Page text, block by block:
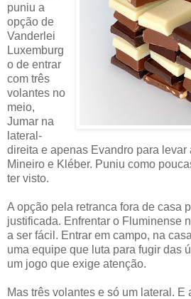
puniu a
opção de
Vanderlei
Luxemburg
o de entrar
com três
volantes no
meio,
Jumar na
lateral-
direita e apenas Evandro para levar
Mineiro e Kléber. Puniu como
ter visto.
A opção pela retranca fora de casa
justificada. Enfrentar o Fluminense
a ser fácil. Entrar em campo, na
uma equipe que luta para fugir das
um jogo que exige atenção.
Mas três volantes e só um lateral.